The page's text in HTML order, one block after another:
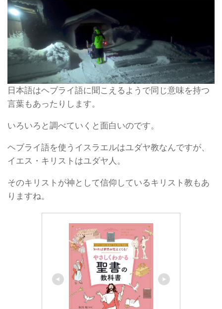
日本語はヘブライ語に聞こえるようで同じ意味を持つ
言葉もあったりします。
いろいろと調べていくと面白いのです。
ヘブライ語を使うイスラエルはユダヤ教なんですが、
イエス・キリストはユダヤ人。
そのキリストが神として信仰しているキリスト教もあ
りますね。